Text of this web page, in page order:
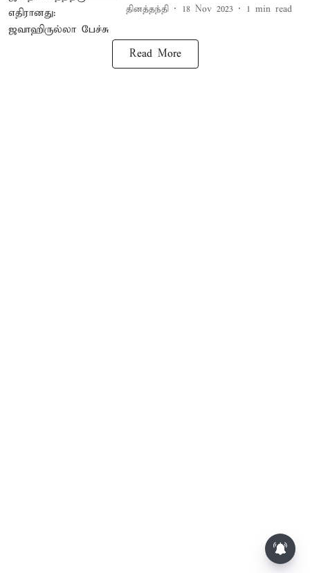
தினத்தந்தி 18 Nov 2023 1 min read
Read More